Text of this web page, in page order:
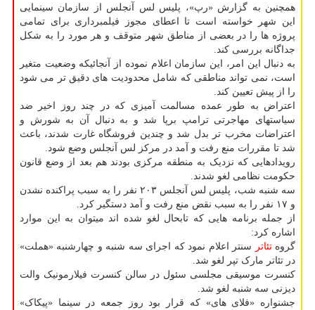
همچنین به گزارش «رپ»، پلیس لس آنجلس از سازمان سینمایی
این شهر خواسته است تا اعطای مجوز فیلمبرداری برای تمامی
پروژه ها را در بعضی از مناطق شهر متوقف و هر مورد را به شکل
جداگانه بررسی کند.
به دنبال این امر، این سازمان اعلام نموده از آنجائیکه وضعیت متغیر
است، نمی تواند مناطقی که شامل محدودیت های دقیق تر می شود
را از پیش تعیین کند.
اعتراض به طور عمده مسالمت آمیزی که در چند روز اخیر ضد
سیاستهای مهاجرتی ترامپ برپا شد و به دنبال آن به شورش و
اعتراضات مخرب تر بدل شد و چندین فروشگاه غارت شدند، باعث
شد تا مقررات منع رفت و آمد در مرکز لس آنجلس وضع شود.
رویدادهایی که نزدیک به منطقه مرکزی بودند هم بعد از وضع قانون
حکومت نظامی لغو شدند.
سه شنبه شب، پلیس لس آنجلس ۲۰۳ نفر را به سبب پراکنده نشدن
و ۱۷ نفر را به سبب نقض منع رفت و آمد دستگیر کرد.
از جمله برنامه هایی که تابحال لغو شده اند میتوان به این موارد
اشاره کرد:
گروهتئاتر
سنتر اعلام نمود که اجرای سه شنبه و چهارشنبه «هملت»
در تئاتر مارک تپر لغو شد.
کنسرت موسیقی مجلسی سئول در سالن کنسرت فیلارمونیک والت
دیزنی سه شنبه لغو شد.
جشنواره «فلای های» که قرار بود روز جمعه در سینما «پیکاک»